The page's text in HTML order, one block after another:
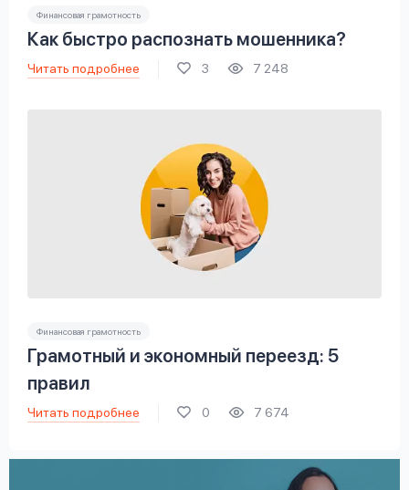
Финансовая грамотность
Как быстро распознать мошенника?
Читать подробнее 3 7 248
Финансовая грамотность
Грамотный и экономный переезд: 5
правил
Читать подробнее 0 7 674